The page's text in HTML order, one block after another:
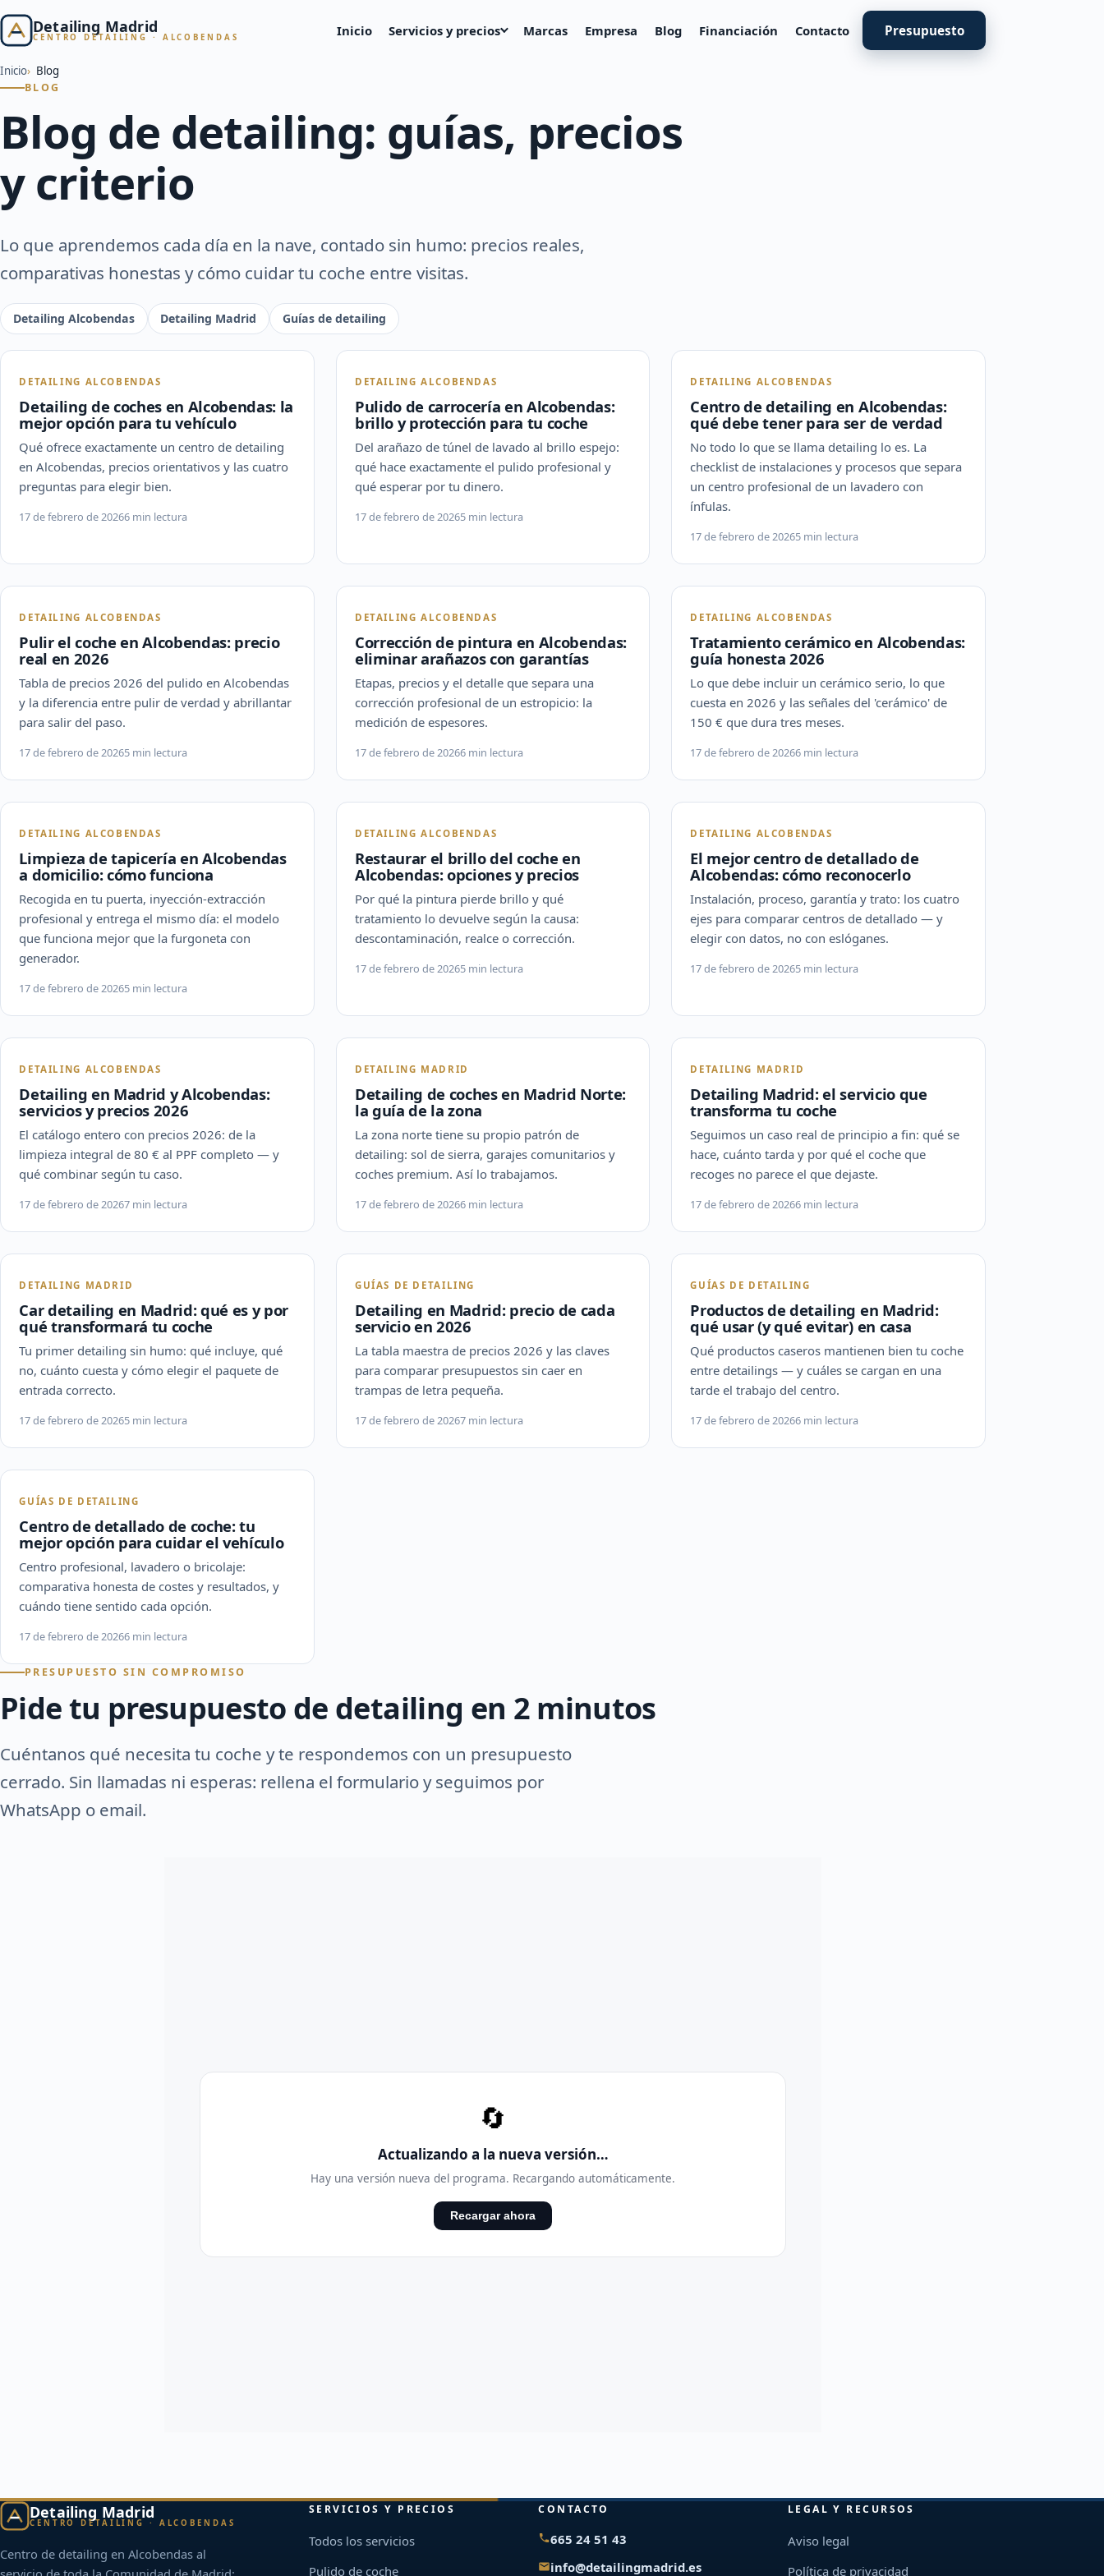
Detailing Madrid
CENTRO DETAILING · ALCOBENDAS Inicio Servicios y precios Marcas Empresa Blog Financiación Contacto Presupuesto
Inicio Blog
BLOG
Blog de detailing: guías, precios
y criterio
Lo que aprendemos cada día en la nave, contado sin humo: precios reales,
comparativas honestas y cómo cuidar tu coche entre visitas.
Detailing Alcobendas Detailing Madrid Guías de detailing
DETAILING ALCOBENDAS
Detailing de coches en Alcobendas: la
mejor opción para tu vehículo
Qué ofrece exactamente un centro de detailing
en Alcobendas, precios orientativos y las cuatro
preguntas para elegir bien.
17 de febrero de 20266 min lectura
DETAILING ALCOBENDAS
Pulido de carrocería en Alcobendas:
brillo y protección para tu coche
Del arañazo de túnel de lavado al brillo espejo:
qué hace exactamente el pulido profesional y
qué esperar por tu dinero.
17 de febrero de 20265 min lectura
DETAILING ALCOBENDAS
Centro de detailing en Alcobendas:
qué debe tener para ser de verdad
No todo lo que se llama detailing lo es. La
checklist de instalaciones y procesos que separa
un centro profesional de un lavadero con
ínfulas.
17 de febrero de 20265 min lectura
DETAILING ALCOBENDAS
Pulir el coche en Alcobendas: precio
real en 2026
Tabla de precios 2026 del pulido en Alcobendas
y la diferencia entre pulir de verdad y abrillantar
para salir del paso.
17 de febrero de 20265 min lectura
DETAILING ALCOBENDAS
Corrección de pintura en Alcobendas:
eliminar arañazos con garantías
Etapas, precios y el detalle que separa una
corrección profesional de un estropicio: la
medición de espesores.
17 de febrero de 20266 min lectura
DETAILING ALCOBENDAS
Tratamiento cerámico en Alcobendas:
guía honesta 2026
Lo que debe incluir un cerámico serio, lo que
cuesta en 2026 y las señales del 'cerámico' de
150 € que dura tres meses.
17 de febrero de 20266 min lectura
DETAILING ALCOBENDAS
Limpieza de tapicería en Alcobendas
a domicilio: cómo funciona
Recogida en tu puerta, inyección-extracción
profesional y entrega el mismo día: el modelo
que funciona mejor que la furgoneta con
generador.
17 de febrero de 20265 min lectura
DETAILING ALCOBENDAS
Restaurar el brillo del coche en
Alcobendas: opciones y precios
Por qué la pintura pierde brillo y qué
tratamiento lo devuelve según la causa:
descontaminación, realce o corrección.
17 de febrero de 20265 min lectura
DETAILING ALCOBENDAS
El mejor centro de detallado de
Alcobendas: cómo reconocerlo
Instalación, proceso, garantía y trato: los cuatro
ejes para comparar centros de detallado — y
elegir con datos, no con eslóganes.
17 de febrero de 20265 min lectura
DETAILING ALCOBENDAS
Detailing en Madrid y Alcobendas:
servicios y precios 2026
El catálogo entero con precios 2026: de la
limpieza integral de 80 € al PPF completo — y
qué combinar según tu caso.
17 de febrero de 20267 min lectura
DETAILING MADRID
Detailing de coches en Madrid Norte:
la guía de la zona
La zona norte tiene su propio patrón de
detailing: sol de sierra, garajes comunitarios y
coches premium. Así lo trabajamos.
17 de febrero de 20266 min lectura
DETAILING MADRID
Detailing Madrid: el servicio que
transforma tu coche
Seguimos un caso real de principio a fin: qué se
hace, cuánto tarda y por qué el coche que
recoges no parece el que dejaste.
17 de febrero de 20266 min lectura
DETAILING MADRID
Car detailing en Madrid: qué es y por
qué transformará tu coche
Tu primer detailing sin humo: qué incluye, qué
no, cuánto cuesta y cómo elegir el paquete de
entrada correcto.
17 de febrero de 20265 min lectura
GUÍAS DE DETAILING
Detailing en Madrid: precio de cada
servicio en 2026
La tabla maestra de precios 2026 y las claves
para comparar presupuestos sin caer en
trampas de letra pequeña.
17 de febrero de 20267 min lectura
GUÍAS DE DETAILING
Productos de detailing en Madrid:
qué usar (y qué evitar) en casa
Qué productos caseros mantienen bien tu coche
entre detailings — y cuáles se cargan en una
tarde el trabajo del centro.
17 de febrero de 20266 min lectura
GUÍAS DE DETAILING
Centro de detallado de coche: tu
mejor opción para cuidar el vehículo
Centro profesional, lavadero o bricolaje:
comparativa honesta de costes y resultados, y
cuándo tiene sentido cada opción.
17 de febrero de 20266 min lectura
PRESUPUESTO SIN COMPROMISO
Pide tu presupuesto de detailing en 2 minutos
Cuéntanos qué necesita tu coche y te respondemos con un presupuesto
cerrado. Sin llamadas ni esperas: rellena el formulario y seguimos por
WhatsApp o email.
Detailing Madrid
CENTRO DETAILING · ALCOBENDAS
Centro de detailing en Alcobendas al
SERVICIOS Y PRECIOS
Todos los servicios
Pulido de coche
CONTACTO
665 24 51 43
info@detailingmadrid.es
LEGAL Y RECURSOS
Aviso legal
Política de privacidad